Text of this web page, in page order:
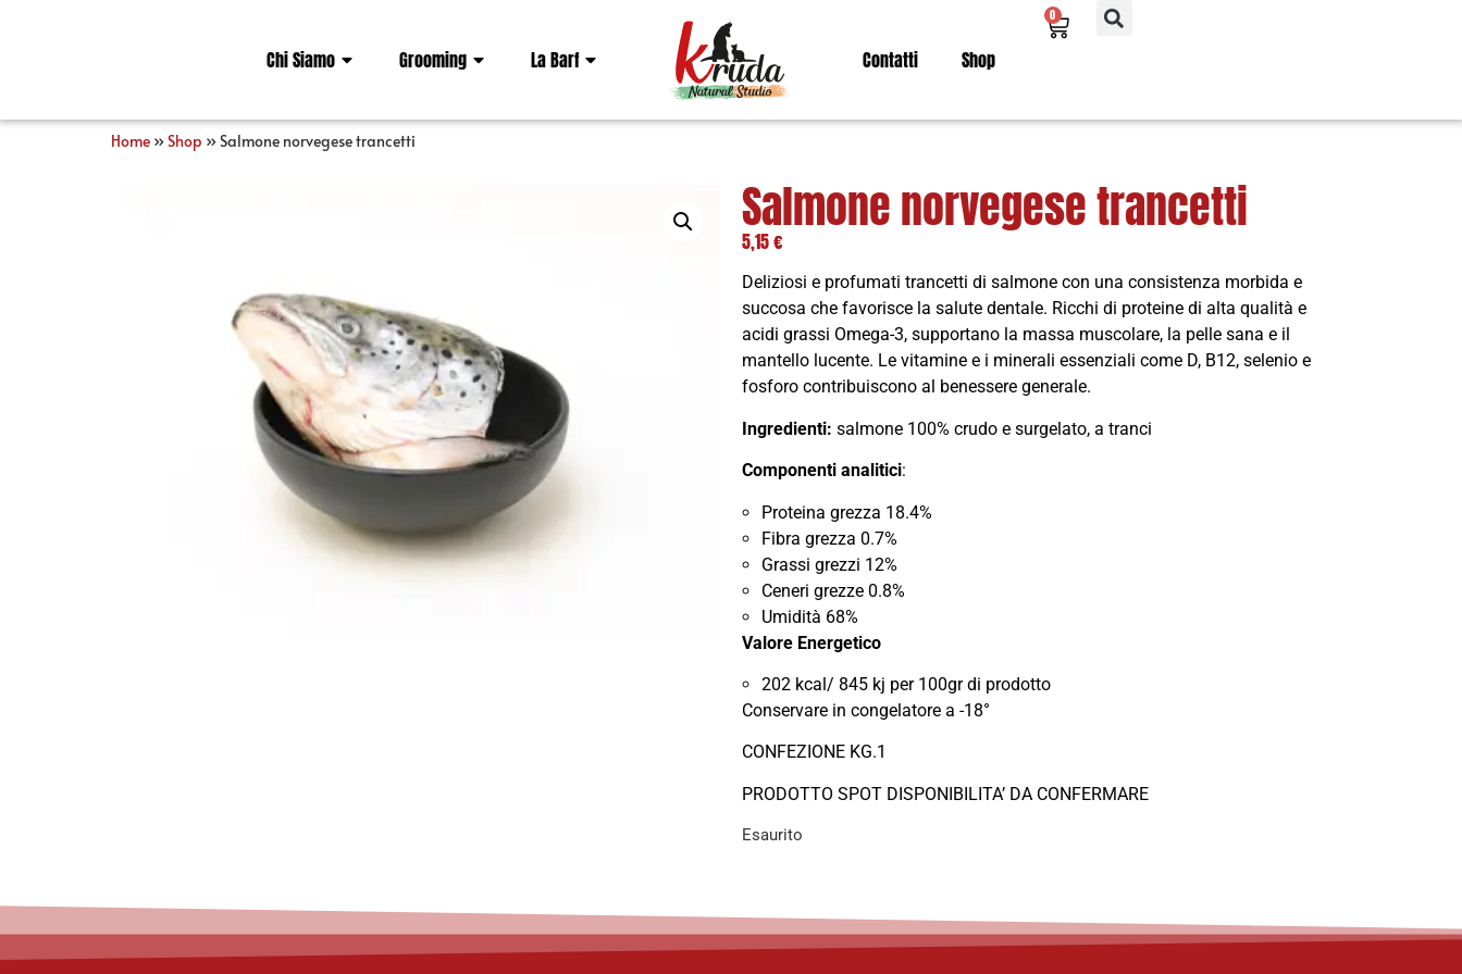
Chi Siamo Grooming La Barf Contatti Shop
0
Home »Shop »Salmone norvegese trancetti
Salmone norvegese trancetti
5,15€
Deliziosi e profumati trancetti di salmone con una consistenza morbida e
succosa che favorisce la salute dentale. Ricchi di proteine di alta qualità e
acidi grassi Omega-3, supportano la massa muscolare, la pelle sana e il
mantello lucente. Le vitamine e i minerali essenziali come D, B12, selenio e
fosforo contribuiscono al benessere generale.
Ingredienti: salmone 100% crudo e surgelato, a tranci
Componenti analitici:
Proteina grezza 18.4%
Fibra grezza 0.7%
Grassi grezzi 12%
Ceneri grezze 0.8%
Umidità 68%
Valore Energetico
202 kcal/ 845 kj per 100gr di prodotto
Conservare in congelatore a -18°
CONFEZIONE KG.1
PRODOTTO SPOT DISPONIBILITA’ DA CONFERMARE
Esaurito